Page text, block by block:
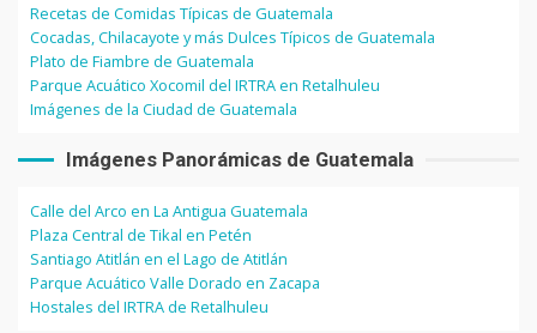
Recetas de Comidas Típicas de Guatemala
Cocadas, Chilacayote y más Dulces Típicos de Guatemala
Plato de Fiambre de Guatemala
Parque Acuático Xocomil del IRTRA en Retalhuleu
Imágenes de la Ciudad de Guatemala
Imágenes Panorámicas de Guatemala
Calle del Arco en La Antigua Guatemala
Plaza Central de Tikal en Petén
Santiago Atitlán en el Lago de Atitlán
Parque Acuático Valle Dorado en Zacapa
Hostales del IRTRA de Retalhuleu